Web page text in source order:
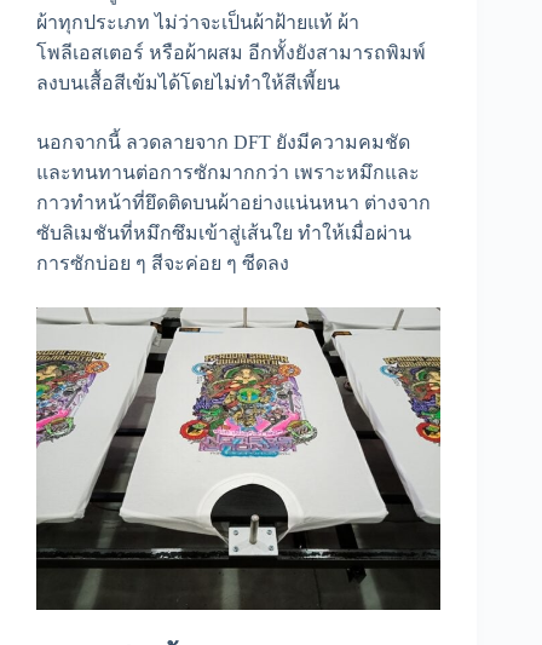
ผ้าทุกประเภท ไม่ว่าจะเป็นผ้าฝ้ายแท้ ผ้า
โพลีเอสเตอร์ หรือผ้าผสม อีกทั้งยังสามารถพิมพ์
ลงบนเสื้อสีเข้มได้โดยไม่ทำให้สีเพี้ยน
นอกจากนี้ ลวดลายจาก DFT ยังมีความคมชัด
และทนทานต่อการซักมากกว่า เพราะหมึกและ
กาวทำหน้าที่ยึดติดบนผ้าอย่างแน่นหนา ต่างจาก
ซับลิเมชันที่หมึกซึมเข้าสู่เส้นใย ทำให้เมื่อผ่าน
การซักบ่อย ๆ สีจะค่อย ๆ ซีดลง